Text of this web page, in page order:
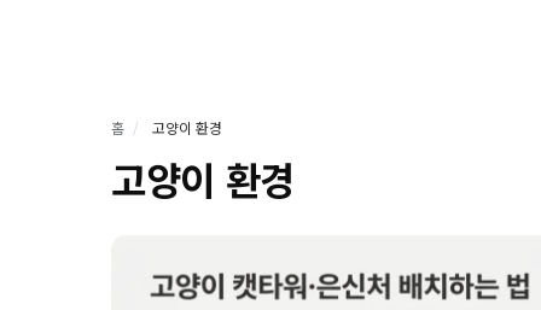
홈 / 고양이 환경
고양이 환경